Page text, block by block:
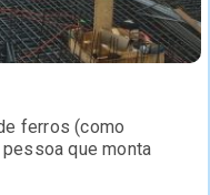
ferros (como
que monta